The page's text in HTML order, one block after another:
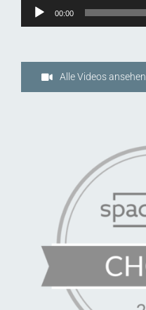
00:00
Alle Videos ansehen